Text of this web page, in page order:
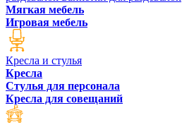
Мягкая мебель
Игровая мебель
Кресла и стулья
Кресла
Стулья для персонала
Кресла для совещаний